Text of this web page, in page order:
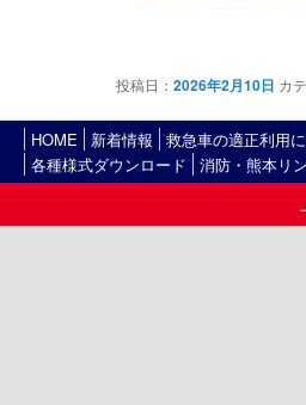
投稿日：2026年2月10日 カ
HOME 新着情報 救急車の適正利用
各種様式ダウンロード
消防・熊本リ